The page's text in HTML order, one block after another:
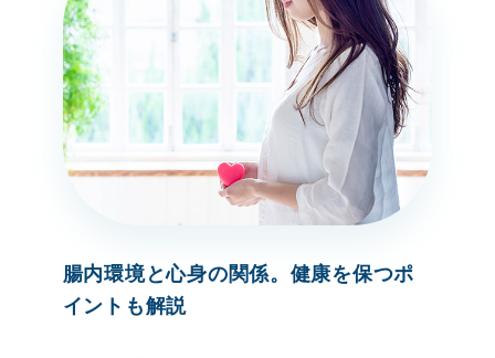
腸内環境と心身の関係。健康を保つポ
イントも解説